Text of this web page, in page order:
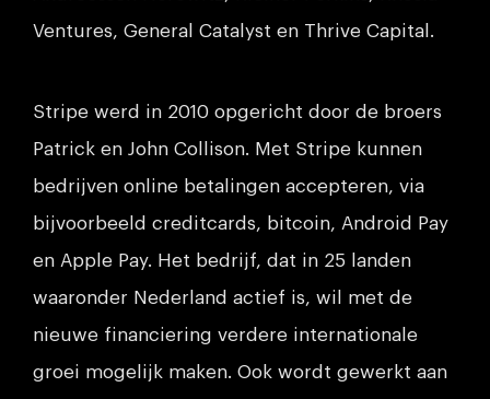
Ventures, General Catalyst en Thrive Capital.
Stripe werd in 2010 opgericht door de broers
Patrick en John Collison. Met Stripe kunnen
bedrijven online betalingen accepteren, via
bijvoorbeeld creditcards, bitcoin, Android Pay
en Apple Pay. Het bedrijf, dat in 25 landen
waaronder Nederland actief is, wil met de
nieuwe financiering verdere internationale
groei mogelijk maken. Ook wordt gewerkt aan